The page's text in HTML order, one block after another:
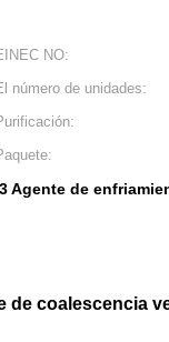
NO:
número de unidades:
Agente de
coalescencia